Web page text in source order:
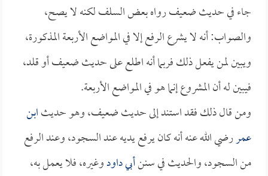
جاء في حديث ضعيف رواه بعض السلف لكنه لا يصح،
والصواب: أنه لا يشرع الرفع إلا في المواضع الأربعة المذكورة،
ويبين لمن يفعل ذلك فربما أنه اطلع على حديث ضعيف أو قلد،
فيبين له أن المشروع إنما هو في المواضع الأربعة.
ومن قال ذلك فقد استند إلى حديث ضعيف، وهو حديثابن
عمررضي الله عنه أنه كان يرفع يديه عند السجود، وعند الرفع
من السجود، والحديث في سننأبي داودوغيره، فلا يعمل به،